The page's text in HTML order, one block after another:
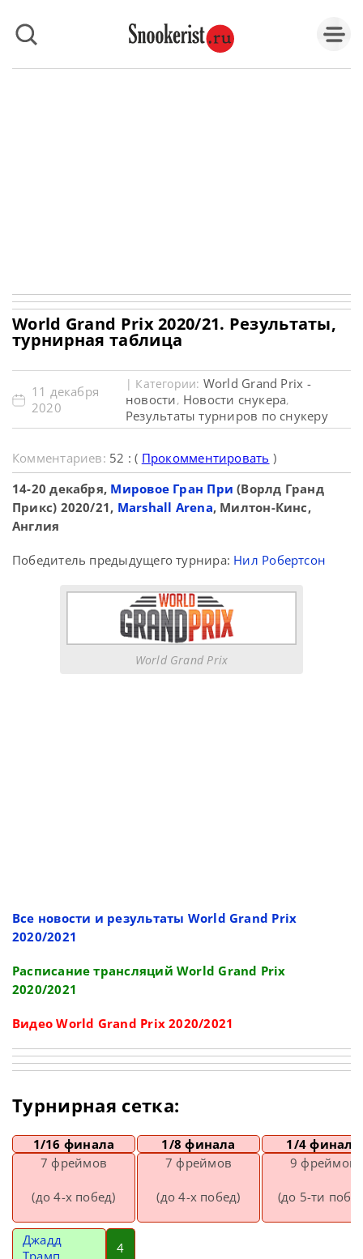
World Grand Prix 2020/21. Результаты,
турнирная таблица
11 декабря
2020
| Категории: World Grand Prix -
новости, Новости снукера,
Результаты турниров по снукеру
Комментариев: 52 : ( Прокомментировать )
14-20 декабря, Мировое Гран При (Ворлд Гранд
Прикс) 2020/21, Marshall Arena, Милтон-Кинс,
Англия
Победитель предыдущего турнира: Нил Робертсон
World Grand Prix
Все новости и результаты World Grand Prix
2020/2021
Расписание трансляций World Grand Prix
2020/2021
Видео World Grand Prix 2020/2021
Турнирная сетка:
1/16 финала 1/8 финала
1/4 финала
7 фреймов
(до 4-х побед)
7 фреймов
(до 4-х побед)
9 фреймов
(до 5-ти
Джадд
4